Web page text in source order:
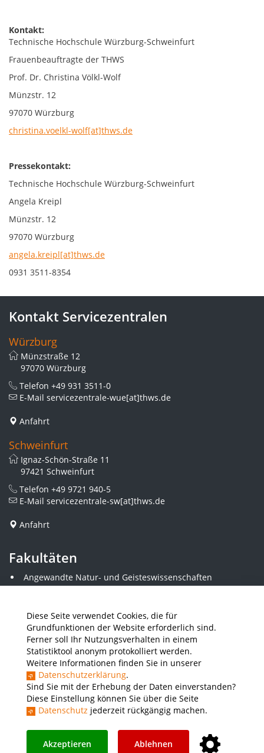
Diese Seite verwendet Cookies, die für
Grundfunktionen der Website erforderlich sind.
Ferner soll Ihr Nutzungsverhalten in einem
Statistiktool anonym protokolliert werden.
Weitere Informationen finden Sie in unserer
Datenschutzerklärung.
Sind Sie mit der Erhebung der Daten einverstanden?
Diese Einstellung können Sie über die Seite
Datenschutz jederzeit rückgängig machen.
Akzeptieren Ablehnen
Kontakt:
Technische Hochschule Würzburg-Schweinfurt
Frauenbeauftragte der THWS
Prof. Dr. Christina Völkl-Wolf
Münzstr. 12
97070 Würzburg
christina.voelkl-wolf[at]thws.de
Pressekontakt:
Technische Hochschule Würzburg-Schweinfurt
Angela Kreipl
Münzstr. 12
97070 Würzburg
angela.kreipl[at]thws.de
0931 3511-8354
Kontakt Servicezentralen
Würzburg
Münzstraße 12
97070 Würzburg
Telefon +49 931 3511-0
E-Mail servicezentrale-wue[at]thws.de
Anfahrt
Schweinfurt
Ignaz-Schön-Straße 11
97421 Schweinfurt
Telefon +49 9721 940-5
E-Mail servicezentrale-sw[at]thws.de
Anfahrt
Fakultäten
Angewandte Natur- und Geisteswissenschaften
Angewandte Sozialwissenschaften
Elektrotechnik
Gestaltung
Informatik und Wirtschaftsinformatik
Kunststofftechnik und Vermessung
Maschinenbau
THWS Business School
Wirtschaftsingenieurwesen
Presse
Instagram YouTube LinkedIn